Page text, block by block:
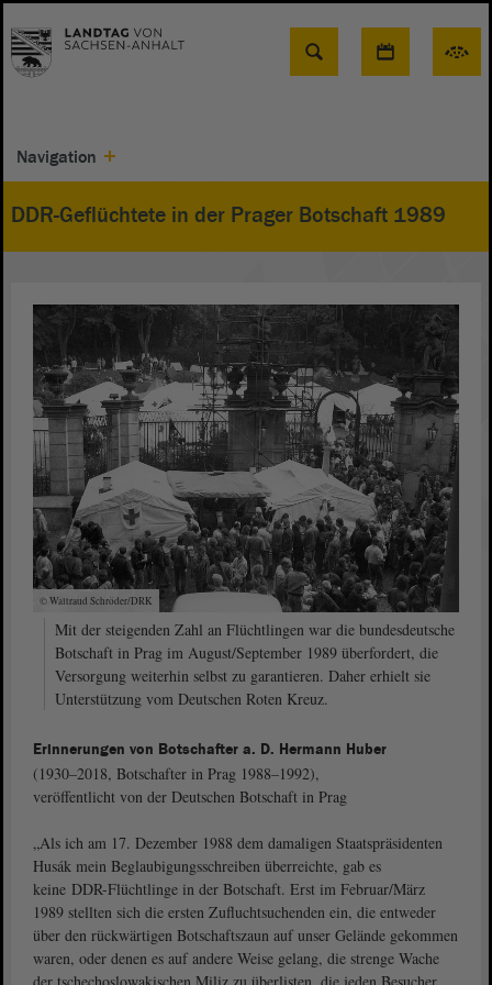
Suche
Navigation
DDR-Geflüchtete in der Prager Botschaft 1989
© Waltraud Schröder/DRK
Mit der steigenden Zahl an Flüchtlingen war die bundesdeutsche
Botschaft in Prag im August/September 1989 überfordert, die
Versorgung weiterhin selbst zu garantieren. Daher erhielt sie
Unterstützung vom Deutschen Roten Kreuz.
Erinnerungen von Botschafter a. D. Hermann Huber
(1930–2018, Botschafter in Prag 1988–1992),
veröffentlicht von der Deutschen Botschaft in Prag
„Als ich am 17. Dezember 1988 dem damaligen Staatspräsidenten
Husák mein Beglaubigungsschreiben überreichte, gab es
keine DDR-Flüchtlinge in der Botschaft. Erst im Februar/März
1989 stellten sich die ersten Zufluchtsuchenden ein, die entweder
über den rückwärtigen Botschaftszaun auf unser Gelände gekommen
waren, oder denen es auf andere Weise gelang, die strenge Wache